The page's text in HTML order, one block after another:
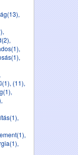
,
,
,
,
,
, (11),
,
,
,
,
,